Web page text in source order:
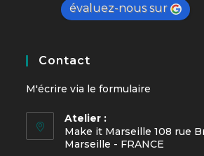
évaluez-nous sur
Contact
M'écrire via leformulaire
Atelier :
Make it Marseille 108 rue
Marseille - FRANCE